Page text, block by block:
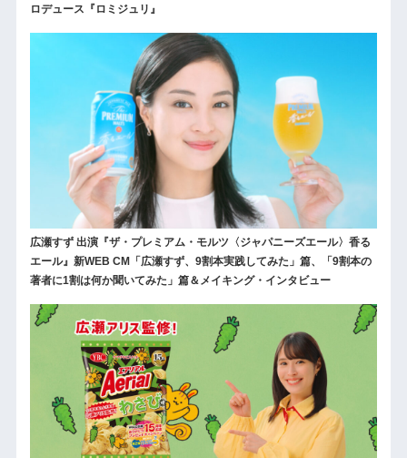
ロデュース『ロミジュリ』
広瀬すず 出演『ザ・プレミアム・モルツ〈ジャパニーズエール〉香る
エール』新WEB CM「広瀬すず、9割本実践してみた」篇、「9割本の
著者に1割は何か聞いてみた」篇＆メイキング・インタビュー